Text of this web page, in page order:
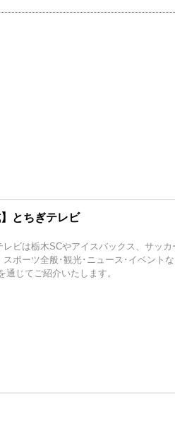
】とちぎテレビ
レビは栃木SCやアイスバックス、サッ
スポーツ全般･観光･ニュース･イベント
通じてご紹介いたします。